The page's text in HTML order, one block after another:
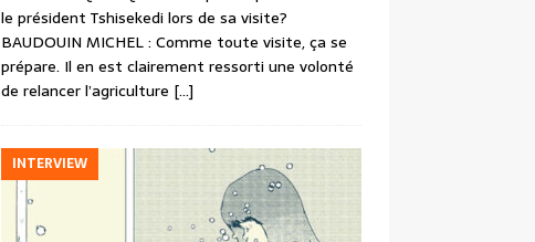
le président Tshisekedi lors de sa visite?
BAUDOUIN MICHEL : Comme toute visite, ça se
prépare. Il en est clairement ressorti une volonté
de relancer l’agriculture […]
INTERVIEW